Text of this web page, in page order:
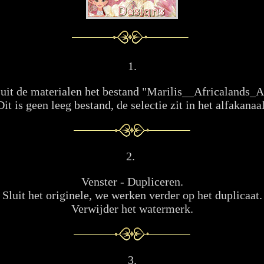
1.
de materialen het bestand
is geen leeg bestand, de selectie zit in het
2.
Venster - Dupliceren.
Sluit het originele, we werken verder op het duplicaat.
Verwijder het watermerk.
3.